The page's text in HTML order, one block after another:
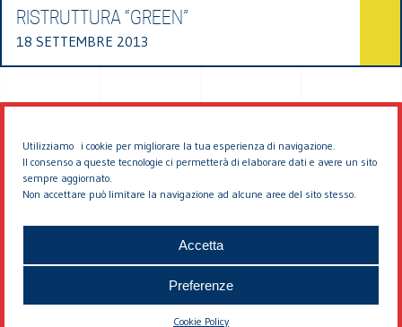
Utilizziamo i cookie per migliorare la tua esperienza di navigazione.
Il consenso a queste tecnologie ci permetterà di elaborare dati e avere un sito
sempre aggiornato.
Non accettare può limitare la navigazione ad alcune aree del sito stesso.
Accetta
Preferenze
Cookie Policy
RISTRUTTURA “GREEN”
18 SETTEMBRE 2013
© 2026 EDDYBURG